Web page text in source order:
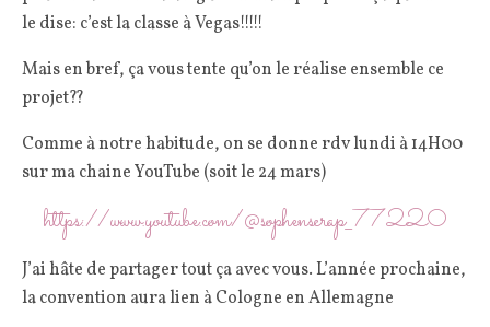
le dise: c’est la classe à Vegas!!!!!
Mais en bref, ça vous tente qu’on le réalise ensemble ce
projet??
Comme à notre habitude, on se donne rdv lundi à 14H00
sur ma chaine YouTube (soit le 24 mars)
https://www.youtube.com/@sophenscrap_77220
J’ai hâte de partager tout ça avec vous. L’année prochaine,
la convention aura lien à Cologne en Allemagne